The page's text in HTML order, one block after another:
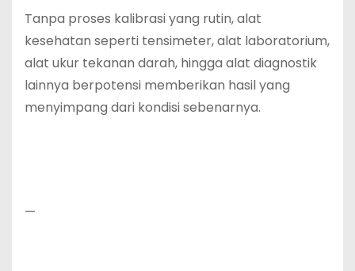
Tanpa proses kalibrasi yang rutin, alat
kesehatan seperti tensimeter, alat laboratorium,
alat ukur tekanan darah, hingga alat diagnostik
lainnya berpotensi memberikan hasil yang
menyimpang dari kondisi sebenarnya.
—